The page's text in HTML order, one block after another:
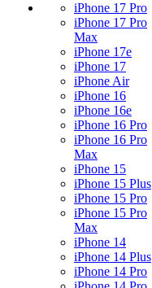
iPhone 17 Pro
iPhone 17 Pro
Max
iPhone 17e
iPhone 17
iPhone Air
iPhone 16
iPhone 16e
iPhone 16 Pro
iPhone 16 Pro
Max
iPhone 15
iPhone 15 Plus
iPhone 15 Pro
iPhone 15 Pro
Max
iPhone 14
iPhone 14 Plus
iPhone 14 Pro